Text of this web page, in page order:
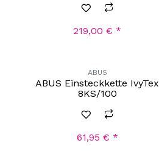
219,00 € *
ABUS
ABUS Einsteckkette IvyTex
8KS/100
61,95 € *